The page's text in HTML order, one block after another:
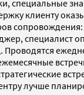
специальные
клиенту
специалист
Проводятся
лучше